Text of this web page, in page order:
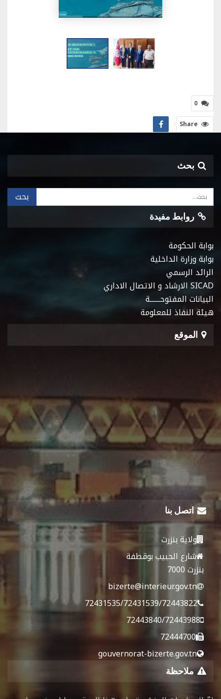
0
Share
بحث
روابط مفيدة
بوابة الحكومة
بوابة وزارة الداخلية
الرائد الرسمي
SICAD الارشاد و الاتصال الاداري
البيانات المفتوحـــــــة
هيئة النفاذ للمعلومة
الموقع
اتصل بنا
ولاية بنزرت
شارع الحبيب بوقطفة
بنزرت 7000
bizerte@interieur.gov.tn
72431535/72431539/72443822
72443840/72443988
72444700
gouvernorat-bizerte.gov.tn
ملاحظة